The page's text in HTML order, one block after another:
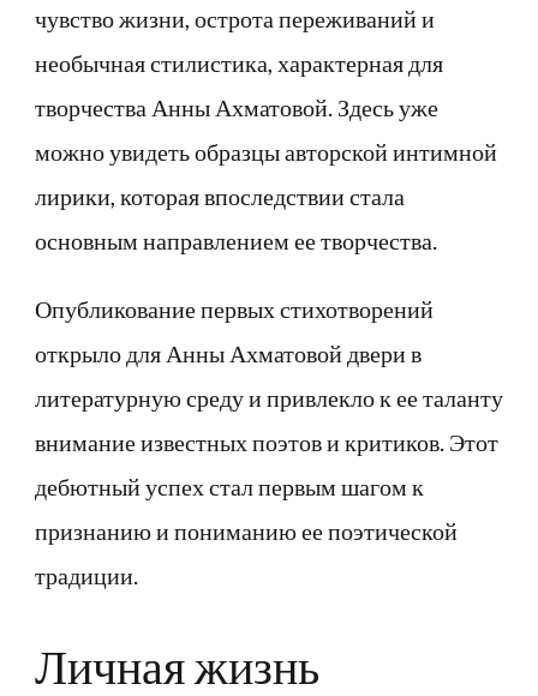
чувство жизни, острота переживаний и
необычная стилистика, характерная для
творчества Анны Ахматовой. Здесь уже
можно увидеть образцы авторской интимной
лирики, которая впоследствии стала
основным направлением ее творчества.
Опубликование первых стихотворений
открыло для Анны Ахматовой двери в
литературную среду и привлекло к ее таланту
внимание известных поэтов и критиков. Этот
дебютный успех стал первым шагом к
признанию и пониманию ее поэтической
традиции.
Личная жизнь